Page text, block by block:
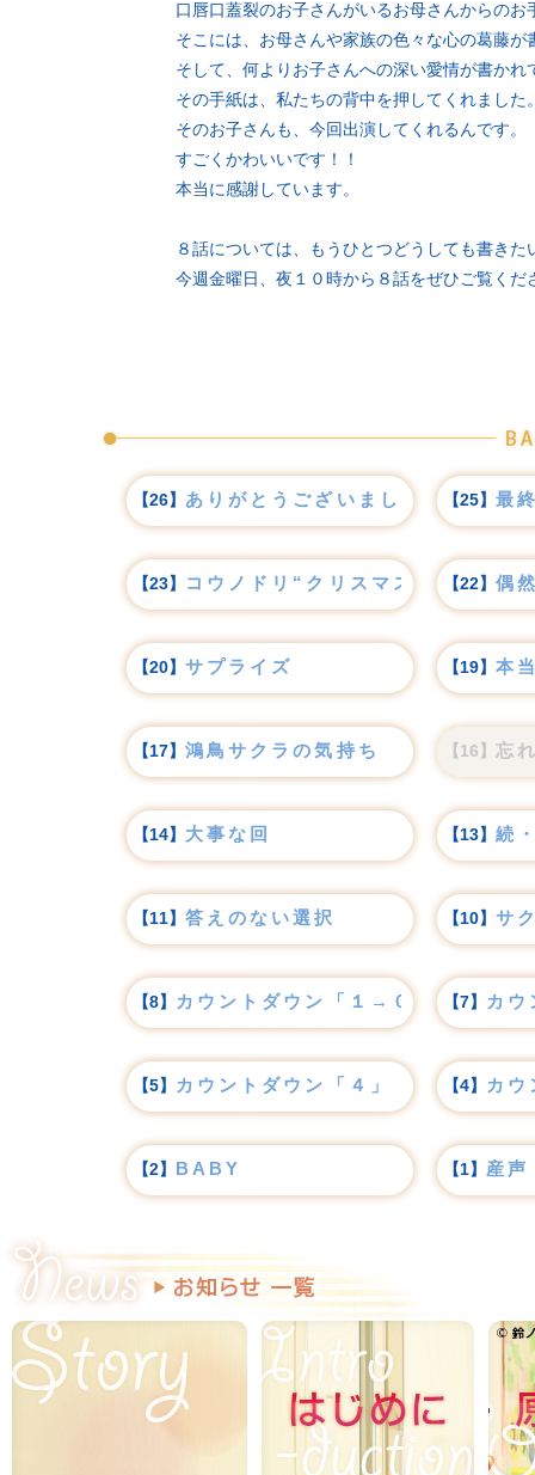
口唇口蓋裂のお子さんがいるお母さんからのお
そこには、お母さんや家族の色々な心の葛藤が
そして、何よりお子さんへの深い愛情が書かれ
その手紙は、私たちの背中を押してくれました
そのお子さんも、今回出演してくれるんです。
すごくかわいいです！！
本当に感謝しています。
８話については、もうひとつどうしても書き
今週金曜日、夜１０時から８話をぜひご覧くだ
【26】 ありがとうございました 【25】 最
【23】 コウノドリ“クリスマス”ライブ
【22】 偶
【20】 サプライズ 【19】 本
【17】 鴻鳥サクラの気持ち 【16】 忘
【14】 大事な回 【13】 続
【11】 答えのない選択 【10】 サ
【8】 カウントダウン「１→０！」【7】 カ
【5】 カウントダウン「４」 【4】 カ
【2】 BABY 【1】 産声